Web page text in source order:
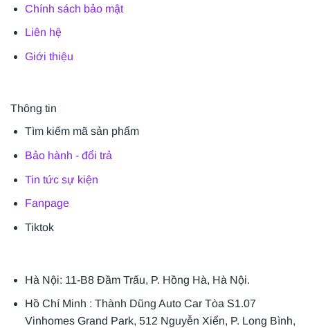
Chính sách bảo mật
Liên hệ
Giới thiệu
Thông tin
Tìm kiếm mã sản phẩm
Bảo hành - đổi trả
Tin tức sự kiện
Fanpage
Tiktok
Hà Nội: 11-B8 Đầm Trấu, P. Hồng Hà, Hà Nội.
Hồ Chí Minh : Thành Dũng Auto Car Tòa S1.07
Vinhomes Grand Park, 512 Nguyễn Xiển, P. Long Bình,